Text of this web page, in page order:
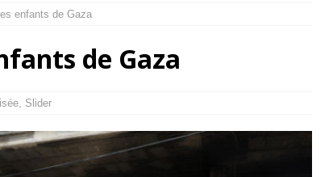
annonce un « accord de paix » à Gaza, les Israéliens multiplie les
]
2026 ]
: le « processus de paix » à Gaza et la propagande occidentale[
enfants de Gaza
de Gaza
, Slider